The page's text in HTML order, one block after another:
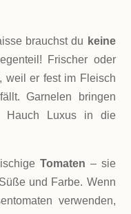
brauchst du keine
Frischer oder
weil er fest im Fleisch
Garnelen bringen
Hauch Luxus in die
Tomaten – sie
und Farbe. Wenn
verwenden,